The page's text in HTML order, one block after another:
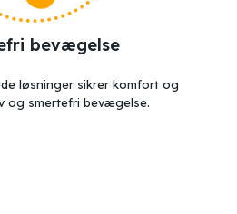
bevægelse
løsninger sikrer komfort og
og smertefri bevægelse.